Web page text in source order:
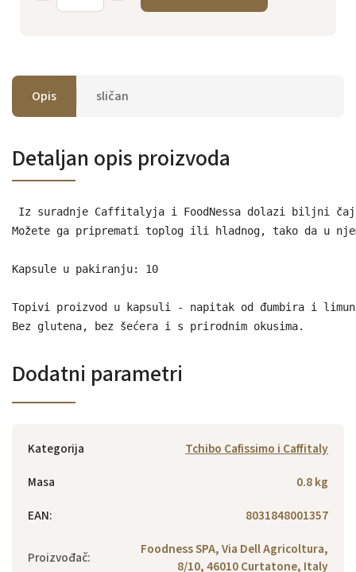
Opis sličan
Detaljan opis proizvoda
Iz suradnje Caffitalyja i FoodNessa dolazi biljni čaj
Možete ga pripremati toplog ili hladnog, tako da u
Kapsule u pakiranju: 10
Topivi proizvod u kapsuli - napitak od đumbira i
Bez glutena, bez šećera i s prirodnim okusima.
Dodatni parametri
Kategorija
Tchibo Cafissimo i Caffitaly
Masa
0.8 kg
EAN: 8031848001357
Proizvođač:
Foodness SPA, Via Dell Agricoltura,
8/10, 46010 Curtatone, Italy